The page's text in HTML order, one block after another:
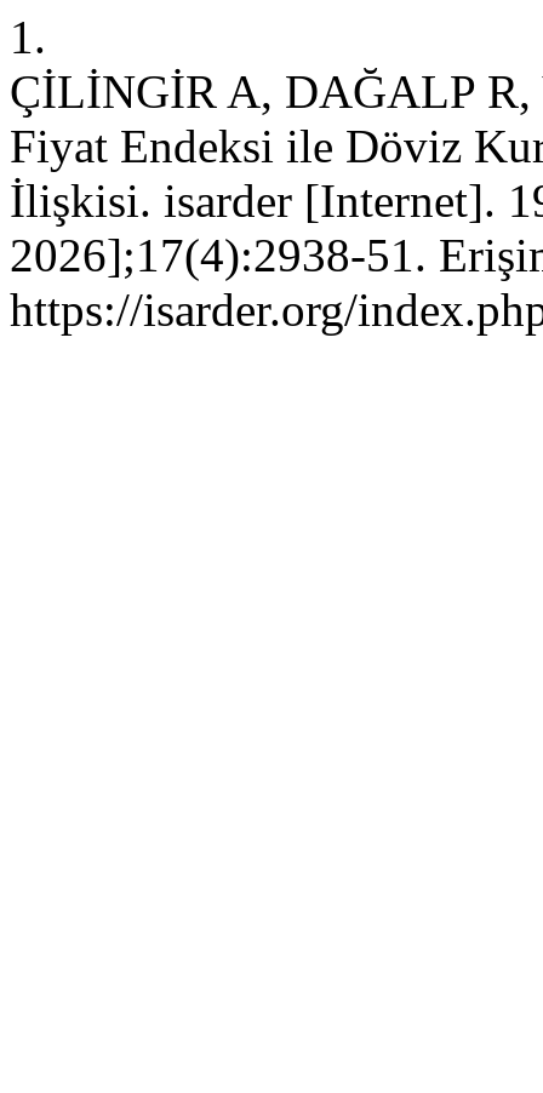
1.
ÇİLİNGİR A, DAĞALP R,
Fiyat Endeksi ile Döviz
İlişkisi. isarder [Internet].
2026];17(4):2938-51.
https://isarder.org/